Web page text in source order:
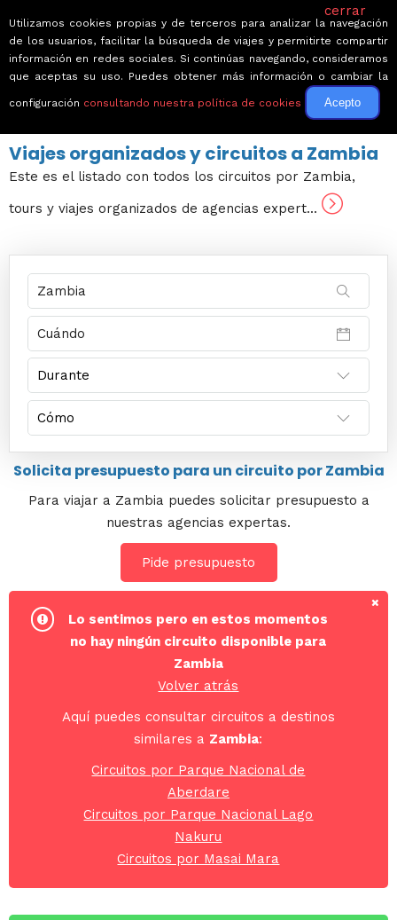
← Volver a Circuitos por África
Viajes organizados y circuitos a Zambia
Este es el listado con todos los circuitos por Zambia,
tours y viajes organizados de agencias expert...
Solicita presupuesto para un circuito por Zambia
Para viajar a Zambia puedes solicitar presupuesto a
nuestras agencias expertas.
Pide presupuesto
Lo sentimos pero en estos momentos
no hay ningún circuito disponible para
Zambia
Volver atrás
Aquí puedes consultar circuitos a destinos
similares a Zambia:
Circuitos por Parque Nacional de
Aberdare
Circuitos por Parque Nacional Lago
Nakuru
Circuitos por Masai Mara
cerrar
Utilizamos cookies propias y de terceros para analizar la navegación
de los usuarios, facilitar la búsqueda de viajes y permitirte compartir
información en redes sociales. Si continúas navegando, consideramos
que aceptas su uso. Puedes obtener más información o cambiar la
configuración consultando nuestra política de cookies Acepto